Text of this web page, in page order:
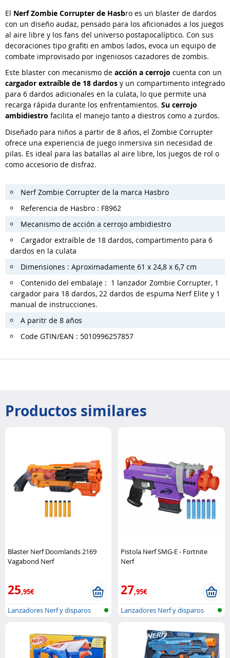
El Nerf Zombie Corrupter de Hasbro es un blaster de dardos
con un diseño audaz, pensado para los aficionados a los juegos
al aire libre y los fans del universo postapocalíptico. Con sus
decoraciones tipo grafiti en ambos lados, evoca un equipo de
combate improvisado por ingeniosos cazadores de zombis.
Este blaster con mecanismo de acción a cerrojo cuenta con un
cargador extraíble de 18 dardos y un compartimento integrado
para 6 dardos adicionales en la culata, lo que permite una
recarga rápida durante los enfrentamientos. Su cerrojo
ambidiestro facilita el manejo tanto a diestros como a zurdos.
Diseñado para niños a partir de 8 años, el Zombie Corrupter
ofrece una experiencia de juego inmersiva sin necesidad de
pilas. Es ideal para las batallas al aire libre, los juegos de rol o
como accesorio de disfraz.
Nerf Zombie Corrupter de la marca Hasbro
Referencia de Hasbro : F8962
Mecanismo de acción a cerrojo ambidiestro
Cargador extraíble de 18 dardos, compartimento para 6
dardos en la culata
Dimensiones : Aproximadamente 61 x 24,8 x 6,7 cm
Contenido del embalaje : 1 lanzador Zombie Corrupter, 1
cargador para 18 dardos, 22 dardos de espuma Nerf Elite y 1
manual de instrucciones.
A paritr de 8 años
Code GTIN/EAN : 5010996257857
Productos similares
Blaster Nerf Doomlands 2169
Vagabond Nerf
25,95€
Lanzadores Nerf y disparos
Pistola Nerf SMG-E - Fortnite
Nerf
27,95€
Lanzadores Nerf y disparos